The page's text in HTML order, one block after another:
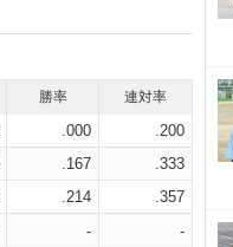
勝率 連対率
.000
.200
.167
.333
.214
.357
- -